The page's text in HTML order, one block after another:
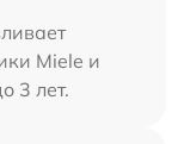
Miele и
3 лет.